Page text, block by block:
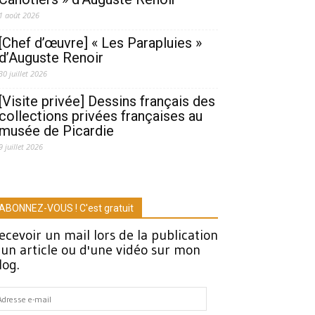
1 août 2026
[Chef d’œuvre] « Les Parapluies »
d’Auguste Renoir
juillet 2026
[Visite privée] Dessins français des
collections privées françaises au
musée de Picardie
juillet 2026
VOUS ! C'est gratuit
un mail lors de la publication
article ou d'une vidéo sur mon